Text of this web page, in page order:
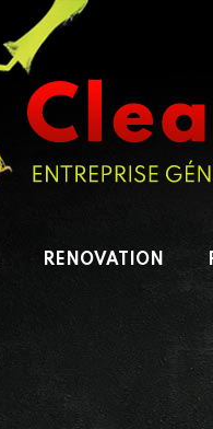
RENOVATION